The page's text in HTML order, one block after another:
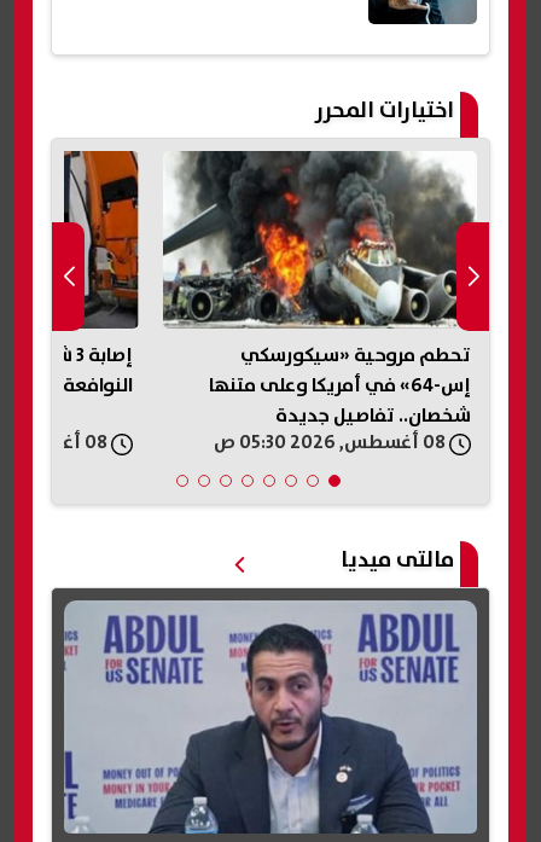
اختيارات المحرر
إصابة 3 شباب في حادث تصادم بطريق
النوافعة في الشرقية
رئيس الأركان
سرًا: القوة
مالتى ميديا